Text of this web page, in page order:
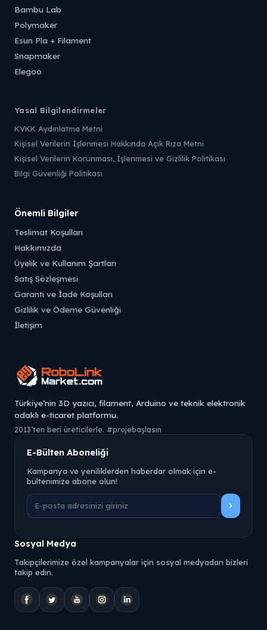
Bambu Lab
Polymaker
Esun Pla + Filament
Snapmaker
Elegoo
Yasal Bilgilendirmeler
KVKK Aydınlatma Metni
Kişisel Verilerin İşlenmesi Hakkında Açık Rıza Metni
Kişisel Verilerin Korunması, İşlenmesi ve Gizlilik Politikası
Bilgi Güvenliği Politikası
Önemli Bilgiler
Teslimat Koşulları
Hakkımızda
Üyelik ve Kullanım Şartları
Satış Sözleşmesi
Garanti ve İade Koşulları
Gizlilik ve Ödeme Güvenliği
İletişim
Türkiye’nin 3D yazıcı, filament, Arduino ve teknik elektronik
odaklı e-ticaret platformu.
2013’ten beri üreticilerle. #projebaşlasın
E-Bülten Aboneliği
Kampanya ve yeniliklerden haberdar olmak için e-
bültenimize abone olun!
Sosyal Medya
Takipçilerimize özel kampanyalar için sosyal medyadan bizleri
takip edin.